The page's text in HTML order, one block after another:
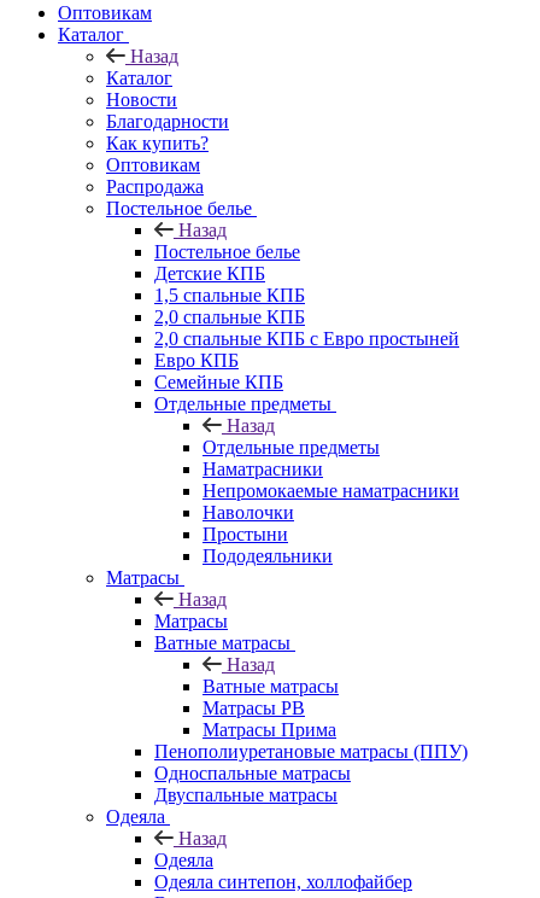
Оптовикам
Каталог
Назад
Каталог
Новости
Благодарности
Как купить?
Оптовикам
Распродажа
Постельное белье
Назад
Постельное белье
Детские КПБ
1,5 спальные КПБ
2,0 спальные КПБ
2,0 спальные КПБ с Евро простыней
Евро КПБ
Семейные КПБ
Отдельные предметы
Назад
Отдельные предметы
Наматрасники
Непромокаемые наматрасники
Наволочки
Простыни
Пододеяльники
Матрасы
Назад
Матрасы
Ватные матрасы
Назад
Ватные матрасы
Матрасы РВ
Матрасы Прима
Пенополиуретановые матрасы (ППУ)
Односпальные матрасы
Двуспальные матрасы
Одеяла
Назад
Одеяла
Одеяла синтепон, холлофайбер